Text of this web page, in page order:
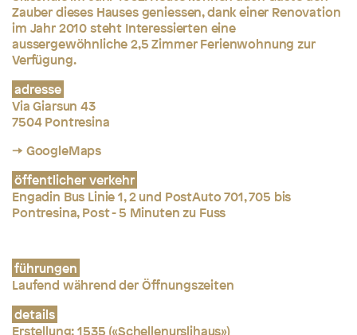
Zauber dieses Hauses geniessen, dank einer Renovation
im Jahr 2010 steht Interessierten eine
aussergewöhnliche 2,5 Zimmer Ferienwohnung zur
Verfügung.
adresse
Via Giarsun 43
7504 Pontresina
→ GoogleMaps
öffentlicher verkehr
Engadin Bus Linie 1, 2 und PostAuto 701, 705 bis
Pontresina, Post - 5 Minuten zu Fuss
führungen
Laufend während der Öffnungszeiten
details
Erstellung: 1535 («Schellenurslihaus»)